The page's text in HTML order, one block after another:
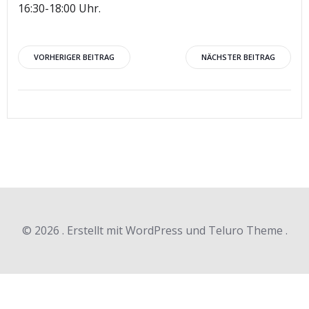
16:30-18:00 Uhr.
Beitragsnavigation
VORHERIGER BEITRAG NÄCHSTER BEITRAG
© 2026 . Erstellt mit WordPress und Teluro Theme .